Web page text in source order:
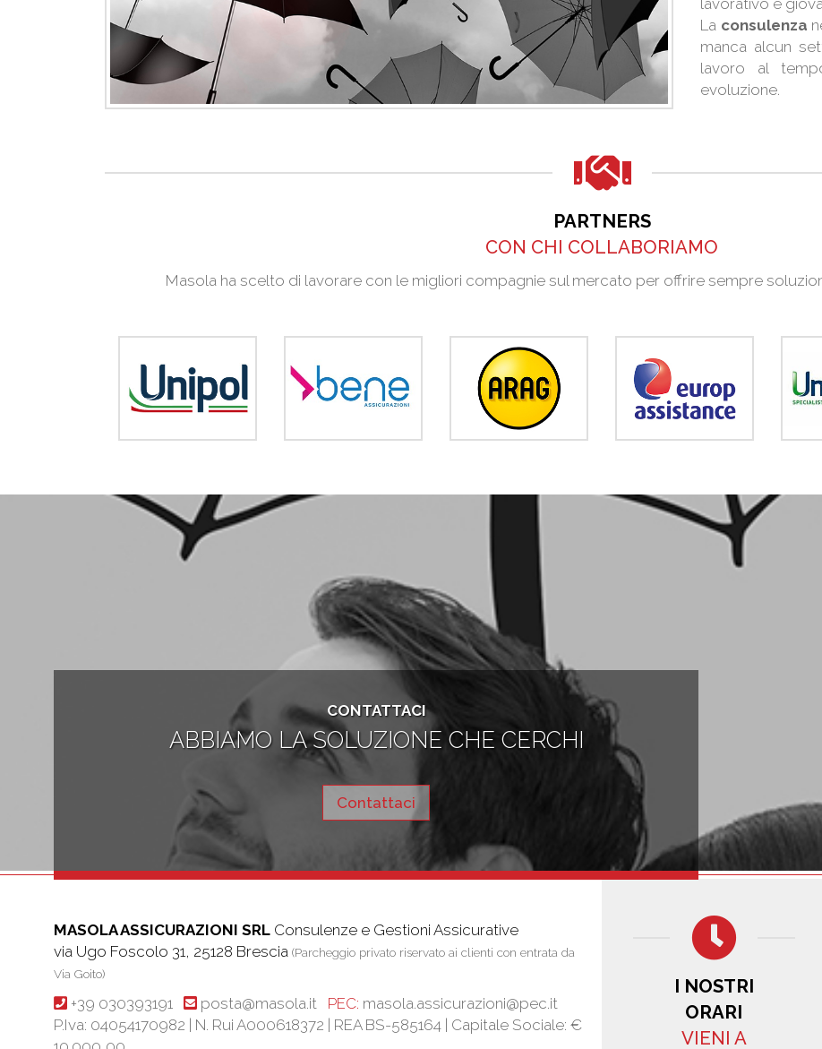
lavorativo è
La consulenza
manca alcun
lavoro al
evoluzione.
PARTNERS
CON CHI COLLABORIAMO
Masola ha scelto di lavorare con le migliori compagnie sul mercato per offrire sempre
CONTATTACI
ABBIAMO LA SOLUZIONE CHE CERCHI
Contattaci
MASOLA ASSICURAZIONI SRL Consulenze e Gestioni Assicurative
via Ugo Foscolo 31, 25128 Brescia (Parcheggio privato riservato ai clienti con entrata da
Via Goito)
+39 030393191 posta@masola.it PEC: masola.assicurazioni@pec.it
P.Iva: 04054170982 | N. Rui A000618372 | REA BS-585164 | Capitale Sociale: €
I NOSTRI
ORARI
VIENI A